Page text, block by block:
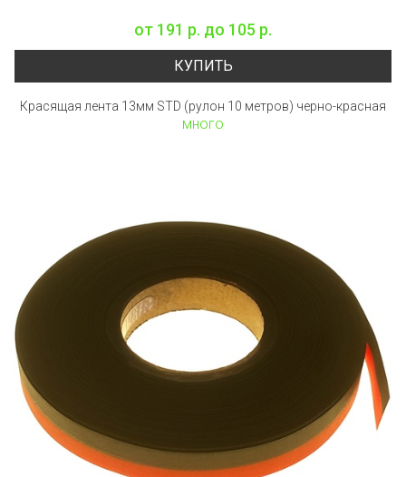
от 191 р. до 105 р.
КУПИТЬ
Красящая лента 13мм STD (рулон 10 метров) черно-красная
много